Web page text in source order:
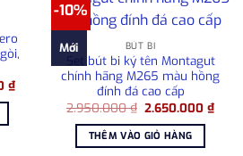
₫Giá
hiện
1.500.000 ₫.
-10%
Mới BÚT BI
Set bút bi ký tên Montagut
chính hãng M265 màu hồng
đính đá cao cấp
2.950.000₫ Giá
là:
2.950.000 ₫.
2.650.000₫Giá
hiện
THÊM VÀO GIỎ HÀNG